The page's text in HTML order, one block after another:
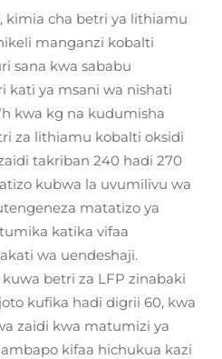
kimia cha betri ya lithiamu
manganzi kobalti
sana kwa sababu
kati ya msani wa nishati
kwa kg na kudumisha
za lithiamu kobalti oksidi
takriban 240 hadi 270
kubwa la uvumilivu wa
matatizo ya
katika vifaa
wa uendeshaji.
betri za LFP zinabaki
kufika hadi digrii 60, kwa
zaidi kwa matumizi ya
kifaa hichukua kazi